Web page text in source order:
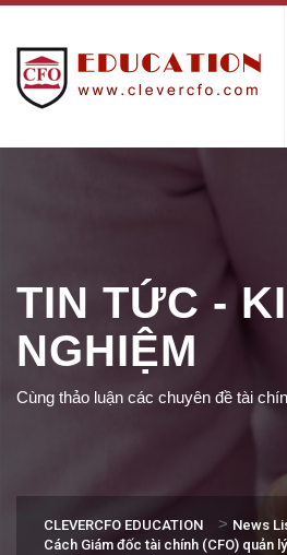
TIN TỨC -
NGHIỆM
Cùng thảo luận các chuyên đề tài
CLEVERCFO EDUCATION > News
Cách Giám đốc tài chính (CFO) quản